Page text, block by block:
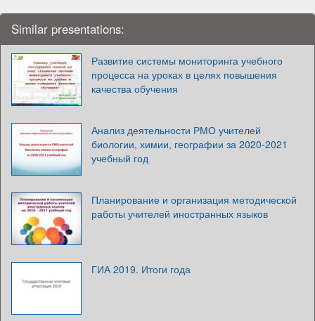
Similar presentations:
Развитие системы мониторинга учебного
процесса на уроках в целях повышения
качества обучения
Анализ деятельности РМО учителей
биологии, химии, географии за 2020-2021
учебный год
Планирование и организация методической
работы учителей иностранных языков
ГИА 2019. Итоги года